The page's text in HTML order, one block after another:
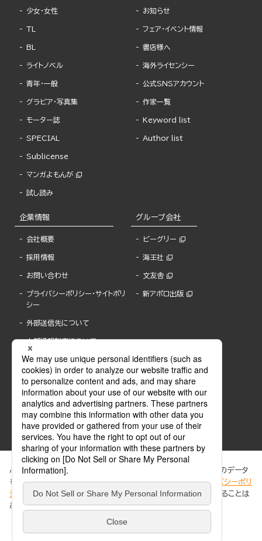
少女・女性
TL
BL
ライトノベル
青年・一般
グラビア・写真集
モーター誌
SPECIAL
Sublicense
マンガよもんが
試し読み
お知らせ
フェア・イベント情報
書店様へ
海外ライセンシー
公式SNSアカウント
作家一覧
Keyword list
Author list
企業情報
会社概要
採用情報
お問い合わせ
プライバシーポリシー・サイトポリ
シー
外部送信先について
内部通報制度について
グループ会社
ビーグリー
海王社
文友舎
新アポロ出版
ABJマークは、この電子書店・電子書籍配信サービスが、著作権者からコンテンツ使用許諾を
得た正規版配信サービスであることを示す登録商標(登録番号 第6091713号)です。
ABJマークの詳細、ABJマークを掲示しているサービスの一覧はこちら。
ぶんか社が運営するサイトでは、利便性向上のためにCookie等のデータ
を使用しています。 当社のCookieについての詳細は、「プライバシーポリ
シー
」をご覧ください。当サイトでは、訪問者の個人情報を追跡することは
ありません。